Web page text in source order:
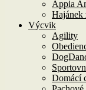
Appia
Výcvik
Agility
Domácí